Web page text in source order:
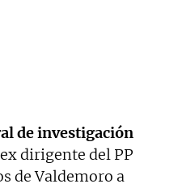
de investigación
dirigente del PP
de Valdemoro a